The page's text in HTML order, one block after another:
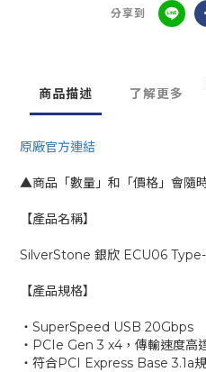
分享到
商品描述 了解更多
原廠官方連結
▲商品「數量」和「價格」會隨
【產品名稱】
SilverStone 銀欣 ECU06
【產品規格】
‧SuperSpeed USB 20Gbps
‧PCIe Gen 3 x4，傳輸速度高
‧符合PCI Express Base 3.1a